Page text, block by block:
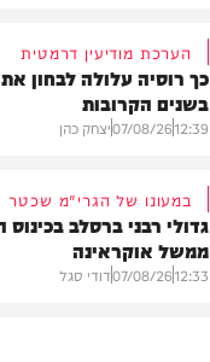
הערכת מודיעין דרמטית
כך רוסיה עלולה לבחון
בשנים הקרובות
12:39
07/08/26יצחק כהן
במעונו של הגרי"מ שכטר
גדולי רבני ברסלב
ממשל אוקראינה
12:33
07/08/26דודי סגל